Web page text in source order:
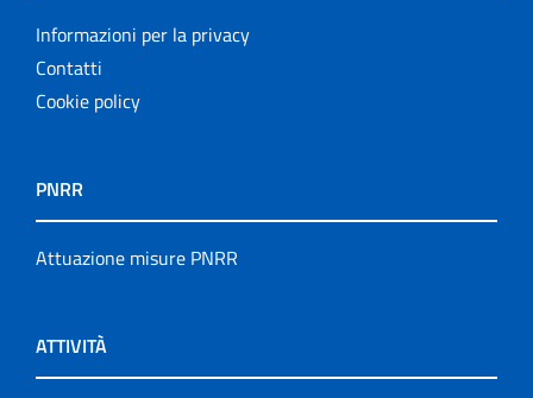
Informazioni per la privacy
Contatti
Cookie policy
PNRR
Attuazione misure PNRR
ATTIVITÀ